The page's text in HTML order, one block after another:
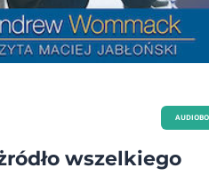
wszelkiego